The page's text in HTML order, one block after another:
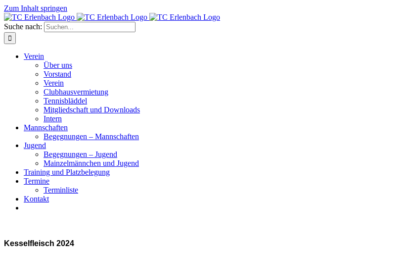
Zum Inhalt springen
Suche nach:
Verein
Über uns
Vorstand
Verein
Clubhausvermietung
Tennisbläddel
Mitgliedschaft und Downloads
Intern
Mannschaften
Begegnungen – Mannschaften
Jugend
Begegnungen – Jugend
Mainzelmännchen und Jugend
Training und Platzbelegung
Termine
Terminliste
Kontakt
Kesselfleisch 2024